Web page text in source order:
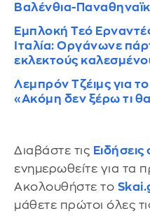
Βαλένθια-
Εμπλοκή Τεό
Ιταλία: Οργάνωνε
εκλεκτούς
Λεμπρόν Τζέιμς για
«Ακόμη δεν ξέρω τι
Διαβάστε τις
ενημερωθείτε για τα
Ακολουθήστε το
μάθετε πρώτοι όλες